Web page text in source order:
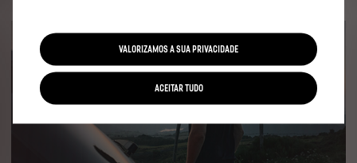
VALORIZAMOS A SUA PRIVACIDADE
ACEITAR TUDO